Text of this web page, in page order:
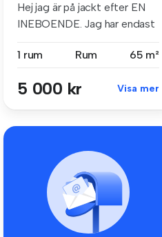
Hej jag är på jackt efter EN
INEBOENDE. Jag har endast
1 rum
Rum 65 m²
5 000 kr Visa mer